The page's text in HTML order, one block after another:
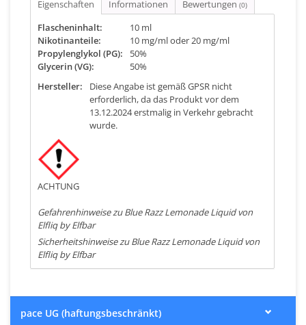
Eigenschaften Informationen Bewertungen (0)
Flascheninhalt:
10 ml
Nikotinanteile:
10 mg/ml oder 20 mg/ml
Propylenglykol (PG):
50%
Glycerin (VG):
50%
Hersteller:
Diese Angabe ist gemäß GPSR nicht
erforderlich, da das Produkt vor dem
13.12.2024 erstmalig in Verkehr gebracht
wurde.
ACHTUNG
Gefahrenhinweise zu Blue Razz Lemonade Liquid von
Elfliq by Elfbar
Sicherheitshinweise zu Blue Razz Lemonade Liquid von
Elfliq by Elfbar
pace UG (haftungsbeschränkt)